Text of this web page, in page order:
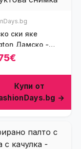
ски яке
Дамско -
Купи от
→